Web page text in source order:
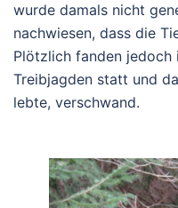
wurde damals nicht
nachwiesen, dass die
Plötzlich fanden
Treibjagden statt und
lebte, verschwand.